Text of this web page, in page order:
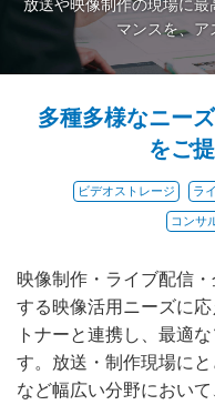
放送や映像制作の現場に
マンスを、ア
多種多様なニー
をご
ビデオストレージ ラ
コンサ
映像制作・ライブ配信
する映像活用ニーズに
トナーと連携し、最適
す。放送・制作現場に
など幅広い分野におい